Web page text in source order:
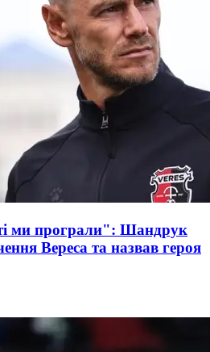
ми програли": Шандрук
Вереса та назвав героя